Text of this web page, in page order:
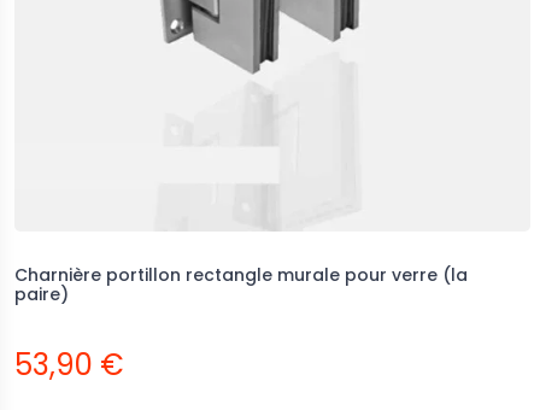
Charnière portillon rectangle murale pour verre (la
paire)
53,90 €